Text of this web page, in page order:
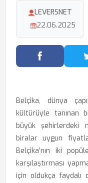
LEVERSNET
22.06.2025
Belçika, dünya
kültürüyle tanınan
büyük şehirlerdeki
biralar uygun
Belçika’nın iki
karşılaştırması
için oldukça faydalı